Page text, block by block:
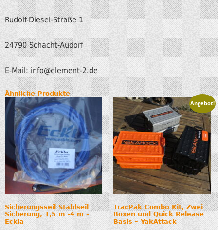
Rudolf-Diesel-Straße 1
24790 Schacht-Audorf
E-Mail: info@element-2.de
Ähnliche Produkte
Sicherungsseil Stahlseil
Sicherung, 1,5 m -4 m –
Eckla
Angebot!
TracPak Combo Kit, Zwei
Boxen und Quick Release
Basis – YakAttack